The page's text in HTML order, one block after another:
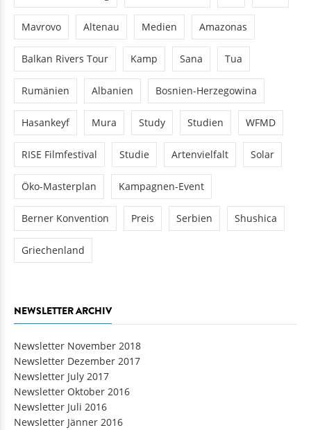
Mavrovo Altenau Medien Amazonas
Balkan Rivers Tour Kamp Sana Tua
Rumänien Albanien Bosnien-Herzegowina
Hasankeyf Mura Study Studien WFMD
RISE Filmfestival Studie Artenvielfalt Solar
Öko-Masterplan Kampagnen-Event
Berner Konvention Preis Serbien Shushica
Griechenland
NEWSLETTER ARCHIV
Newsletter November 2018
Newsletter Dezember 2017
Newsletter July 2017
Newsletter Oktober 2016
Newsletter Juli 2016
Newsletter Jänner 2016